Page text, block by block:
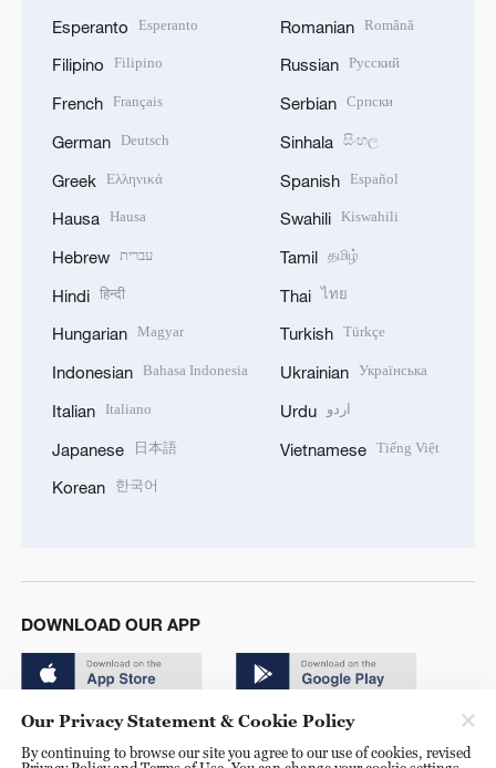
Esperanto Esperanto
Filipino Filipino
French Français
German Deutsch
Greek Ελληνικά
Hausa Hausa
Hebrew עברית
Hindi हिन्दी
Hungarian Magyar
Indonesian Bahasa Indonesia
Italian Italiano
Japanese 日本語
Korean 한국어
Romanian Română
Russian Русский
Serbian Српски
Sinhala සිංහල
Spanish Español
Swahili Kiswahili
Tamil தமிழ்
Thai ไทย
Turkish Türkçe
Ukrainian Українська
Urdu اردو
Vietnamese Tiếng Việt
DOWNLOAD OUR APP
Our Privacy Statement & Cookie Policy
By continuing to browse our site you agree to our use of cookies, revised